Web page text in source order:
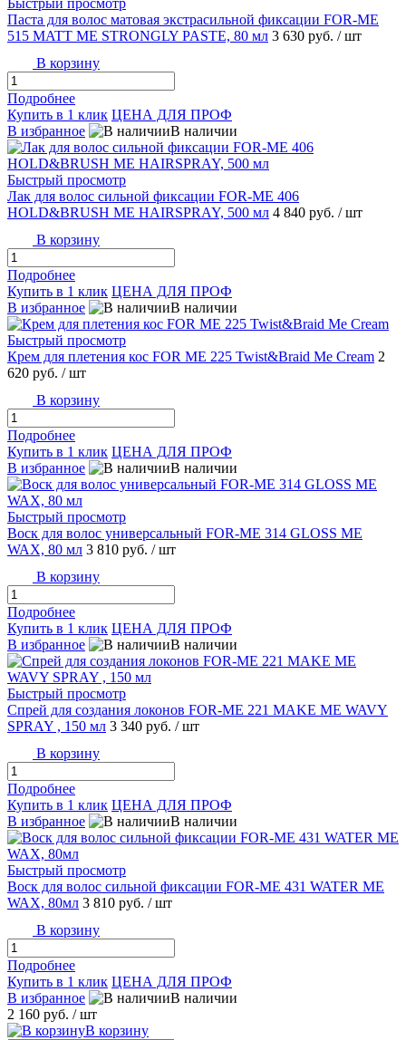
Быстрый просмотр
Паста для волос матовая экстрасильной фиксации FOR-ME
515 MATT ME STRONGLY PASTE, 80 мл 3 630 руб. / шт
В корзину
Подробнее
Купить в 1 клик ЦЕНА ДЛЯ ПРОФ
В избранное
В наличии
Быстрый просмотр
Лак для волос сильной фиксации FOR-ME 406
HOLD&BRUSH ME HAIRSPRAY, 500 мл 4 840 руб. / шт
В корзину
Подробнее
Купить в 1 клик ЦЕНА ДЛЯ ПРОФ
В избранное
В наличии
Быстрый просмотр
Крем для плетения кос FOR ME 225 Twist&Braid Me Cream 2
620 руб. / шт
В корзину
Подробнее
Купить в 1 клик ЦЕНА ДЛЯ ПРОФ
В избранное
В наличии
Быстрый просмотр
Воск для волос универсальный FOR-ME 314 GLOSS ME
WAX, 80 мл 3 810 руб. / шт
В корзину
Подробнее
Купить в 1 клик ЦЕНА ДЛЯ ПРОФ
В избранное
В наличии
Быстрый просмотр
Спрей для создания локонов FOR-ME 221 MAKE ME WAVY
SPRAY , 150 мл 3 340 руб. / шт
В корзину
Подробнее
Купить в 1 клик ЦЕНА ДЛЯ ПРОФ
В избранное
В наличии
Быстрый просмотр
Воск для волос сильной фиксации FOR-ME 431 WATER ME
WAX, 80мл 3 810 руб. / шт
В корзину
Подробнее
Купить в 1 клик ЦЕНА ДЛЯ ПРОФ
В избранное
В наличии
2 160 руб. / шт
В корзину